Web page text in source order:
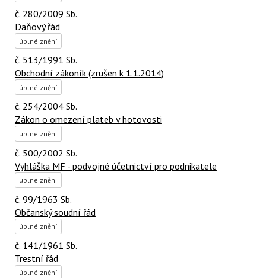
č. 280/2009 Sb.
Daňový řád
úplné znění
č. 513/1991 Sb.
Obchodní zákoník (zrušen k 1.1.2014)
úplné znění
č. 254/2004 Sb.
Zákon o omezení plateb v hotovosti
úplné znění
č. 500/2002 Sb.
Vyhláška MF - podvojné účetnictví pro podnikatele
úplné znění
č. 99/1963 Sb.
Občanský soudní řád
úplné znění
č. 141/1961 Sb.
Trestní řád
úplné znění